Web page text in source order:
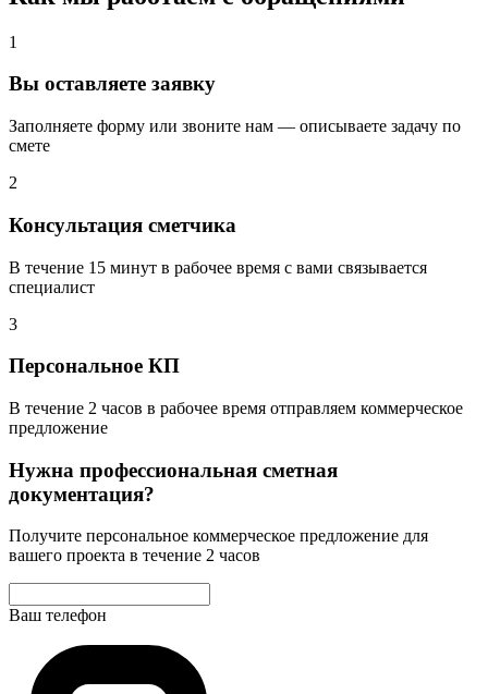
1
Вы оставляете заявку
Заполняете форму или звоните нам — описываете задачу по
смете
2
Консультация сметчика
В течение 15 минут в рабочее время с вами связывается
специалист
3
Персональное КП
В течение 2 часов в рабочее время отправляем коммерческое
предложение
Нужна профессиональная сметная
документация?
Получите персональное коммерческое предложение для
вашего проекта в течение 2 часов
Ваш телефон